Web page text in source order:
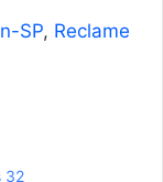
SP, Reclame
32